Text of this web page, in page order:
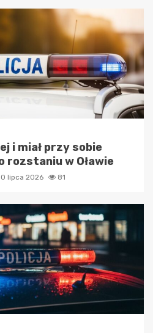
i miał przy sobie
rozstaniu w Oławie
lipca 2026 81